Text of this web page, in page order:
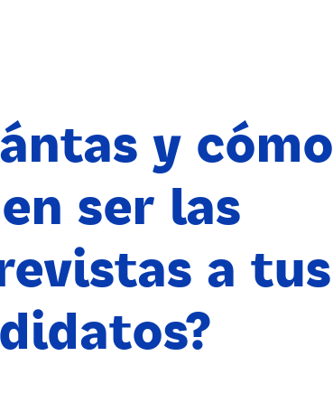
y cómo
ser las
a tus